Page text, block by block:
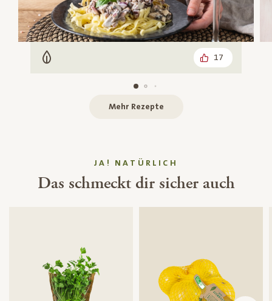
Vegetarisch 17
Mehr Rezepte
JA! NATÜRLICH
Das schmeckt dir sicher auch